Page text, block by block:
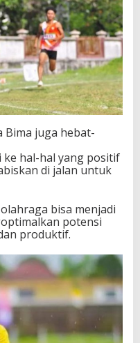
Bima juga hebat-
ke hal-hal yang positif
di jalan untuk
bisa menjadi
potensi
produktif.